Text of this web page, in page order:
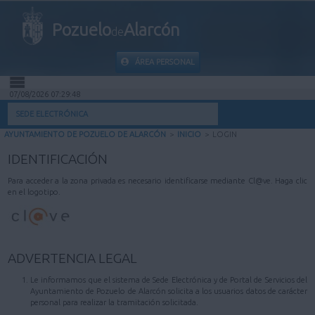
PozuelodeAlarcón
ÁREA PERSONAL
INICIO
MI CARPETA
INFORMACIÓN MUNICIPAL
AYUDA
07/08/2026 07:29:48
SEDE ELECTRÓNICA
AYUNTAMIENTO DE POZUELO DE ALARCÓN > INICIO > LOGIN
IDENTIFICACIÓN
Para acceder a la zona privada es necesario identificarse mediante Cl@ve. Haga clic
en el logotipo.
ADVERTENCIA LEGAL
Le informamos que el sistema de Sede Electrónica y de Portal de Servicios del
Ayuntamiento de Pozuelo de Alarcón solicita a los usuarios datos de carácter
personal para realizar la tramitación solicitada.